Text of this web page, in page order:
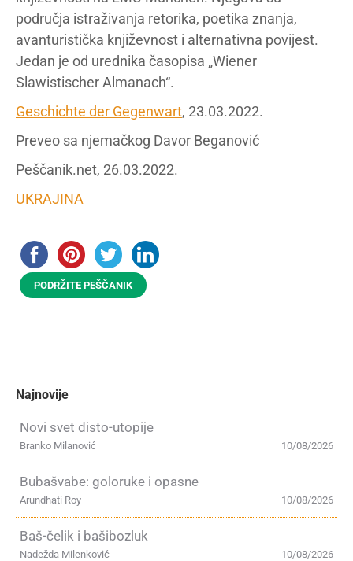
područja istraživanja retorika, poetika znanja,
avanturistička književnost i alternativna povijest.
Jedan je od urednika časopisa „Wiener
Slawistischer Almanach“.
Geschichte der Gegenwart, 23.03.2022.
Preveo sa njemačkog Davor Beganović
Peščanik.net, 26.03.2022.
UKRAJINA
PODRŽITE PEŠČANIK
Najnovije
Novi svet disto-utopije
10/08/2026
Branko Milanović
Bubašvabe: goloruke i opasne
10/08/2026
Arundhati Roy
Baš-čelik i bašibozluk
10/08/2026
Nadežda Milenković